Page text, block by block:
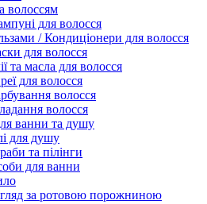
волоссям
для волосся
/ Кондиціонери для волосся
для волосся
та масла для волосся
для волосся
волосся
волосся
ванни та душу
для душу
та пілінги
для ванни
за ротовою порожниною